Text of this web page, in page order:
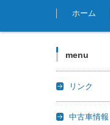
ホーム
menu
リンク
中古車情報